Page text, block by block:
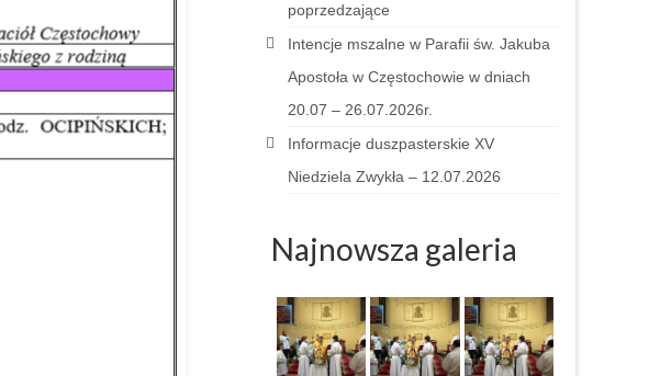
poprzedzające
Intencje mszalne w Parafii św. Jakuba
Apostoła w Częstochowie w dniach
20.07 – 26.07.2026r.
Informacje duszpasterskie XV
Niedziela Zwykła – 12.07.2026
Najnowsza galeria